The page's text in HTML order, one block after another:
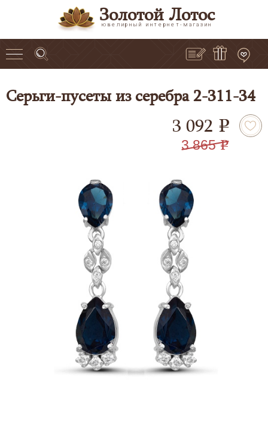
Золотой Лотос
ювелирный интернет-магазин
Серьги-пусеты из серебра 2-311-34
3 092 e
3 865 e